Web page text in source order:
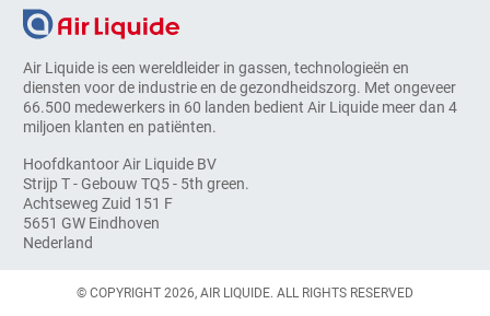
Air Liquide is een wereldleider in gassen, technologieën en
diensten voor de industrie en de gezondheidszorg. Met ongeveer
66.500 medewerkers in 60 landen bedient Air Liquide meer dan 4
miljoen klanten en patiënten.
Hoofdkantoor Air Liquide BV
Strijp T - Gebouw TQ5 - 5th green.
Achtseweg Zuid 151 F
5651 GW Eindhoven
Nederland
© COPYRIGHT 2026, AIR LIQUIDE. ALL RIGHTS RESERVED